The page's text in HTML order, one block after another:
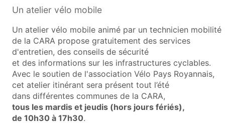
Un atelier vélo mobile
Un atelier vélo mobile animé par un technicien mobilité
de la CARA propose gratuitement des services
d'entretien, des conseils de sécurité
et des informations sur les infrastructures cyclables.
Avec le soutien de l'association Vélo Pays Royannais,
cet atelier itinérant sera présent tout l’été
dans différentes communes de la CARA,
tous les mardis et jeudis (hors jours fériés),
de 10h30 à 17h30.